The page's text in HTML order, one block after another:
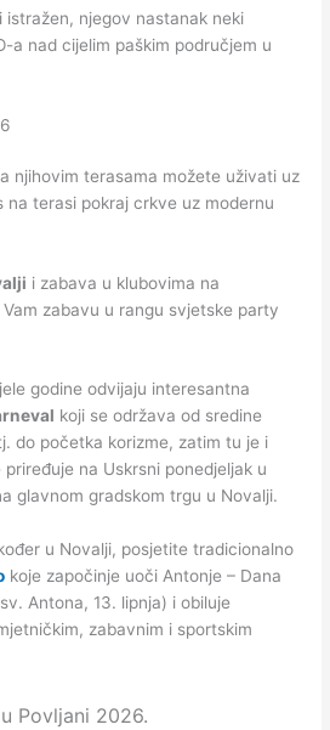
istražen, njegov nastanak neki
a nad cijelim paškim područjem u
njihovim terasama možete uživati uz
na terasi pokraj crkve uz modernu
i zabava u klubovima na
zabavu u rangu svjetske party
godine odvijaju interesantna
koji se održava od sredine
do početka korizme, zatim tu je i
priređuje na Uskrsni ponedjeljak u
glavnom gradskom trgu u Novalji.
u Novalji, posjetite tradicionalno
koje započinje uoči Antonje – Dana
Antona, 13. lipnja) i obiluje
zabavnim i sportskim
Povljani 2026.